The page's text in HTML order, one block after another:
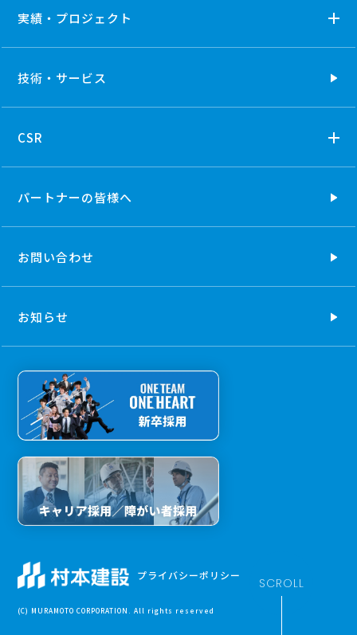
SCROLL
実績・プロジェクト
技術・ サービス
CSR
パートナーの皆様へ
お問い合わせ
お知らせ
プライバシーポリシー
(C) MURAMOTO CORPORATION. All rights reserved